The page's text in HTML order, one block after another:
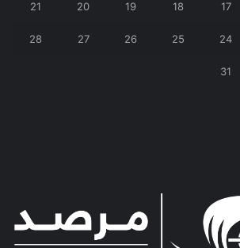
17
18
19
20
21
24
25
26
27
28
31